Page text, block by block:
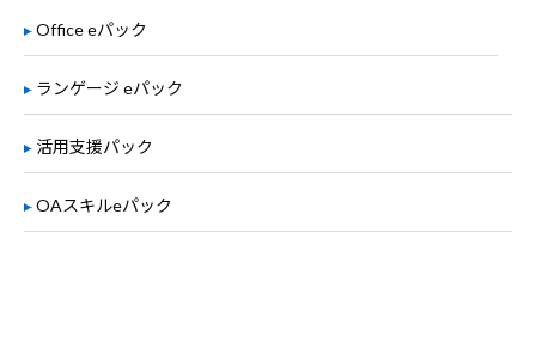
Office eパック
ランゲージ eパック
活用支援パック
OAスキルeパック